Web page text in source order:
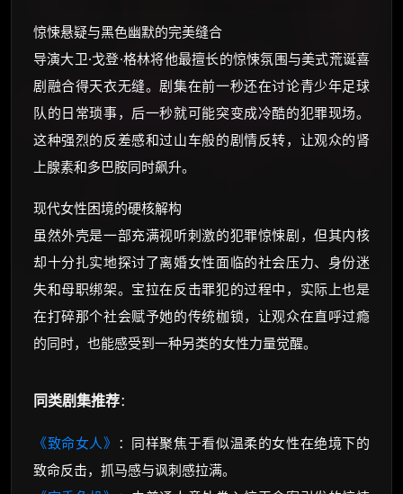
惊悚悬疑与黑色幽默的完美缝合
导演大卫·戈登·格林将他最擅长的惊悚氛围与美式荒诞喜
剧融合得天衣无缝。剧集在前一秒还在讨论青少年足球
队的日常琐事，后一秒就可能突变成冷酷的犯罪现场。
这种强烈的反差感和过山车般的剧情反转，让观众的肾
上腺素和多巴胺同时飙升。
现代女性困境的硬核解构
虽然外壳是一部充满视听刺激的犯罪惊悚剧，但其内核
却十分扎实地探讨了离婚女性面临的社会压力、身份迷
失和母职绑架。宝拉在反击罪犯的过程中，实际上也是
在打碎那个社会赋予她的传统枷锁，让观众在直呼过瘾
的同时，也能感受到一种另类的女性力量觉醒。
同类剧集推荐：
《致命女人》 ：同样聚焦于看似温柔的女性在绝境下的
致命反击，抓马感与讽刺感拉满。